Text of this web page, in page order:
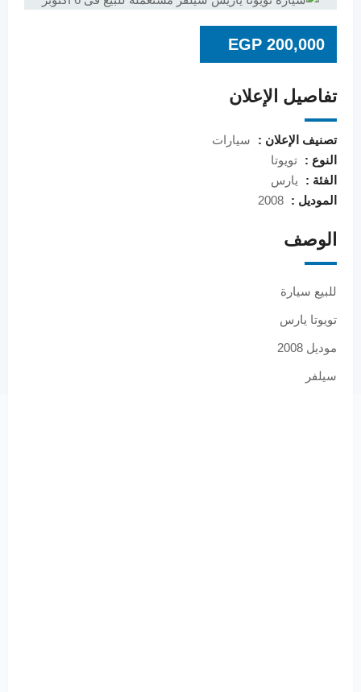
EGP 200,000
تفاصيل الإعلان
تصنيف الإعلان :
سيارات
النوع : تويوتا
الفئة :
يارس
الموديل : 2008
الوصف
للبيع سيارة
تويوتا يارس
موديل 2008
سيلفر